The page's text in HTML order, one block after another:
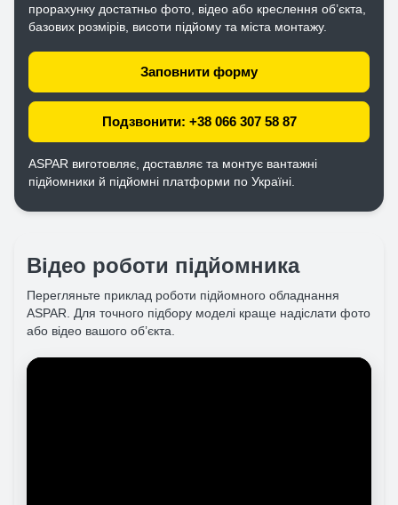
прорахунку достатньо фото, відео або креслення об’єкта,
базових розмірів, висоти підйому та міста монтажу.
Заповнити форму
Подзвонити: +38 066 307 58 87
ASPAR виготовляє, доставляє та монтує вантажні
підйомники й підйомні платформи по Україні.
Відео роботи підйомника
Перегляньте приклад роботи підйомного обладнання
ASPAR. Для точного підбору моделі краще надіслати фото
або відео вашого об’єкта.